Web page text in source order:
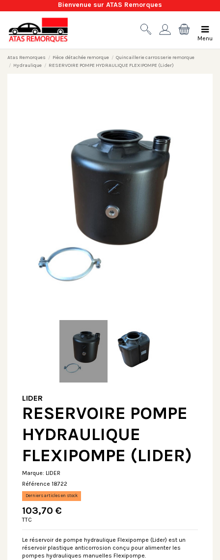
Bienvenue sur ATAS Remorques
Menu
Atas Remorques Pièce détachée remorque
Quincaillerie carrosserie remorque
Hydraulique
RESERVOIRE POMPE HYDRAULIQUE FLEXIPOMPE (Lider)
LIDER
RESERVOIRE POMPE
HYDRAULIQUE
FLEXIPOMPE (LIDER)
Marque: LIDER
Référence 18722
Derniers articles en stock
103,70 €
TTC
Le réservoir de pompe hydraulique Flexipompe (Lider) est un
réservoir plastique anticorrosion conçu pour alimenter les
pompes hydrauliques manuelles Flexipompe.